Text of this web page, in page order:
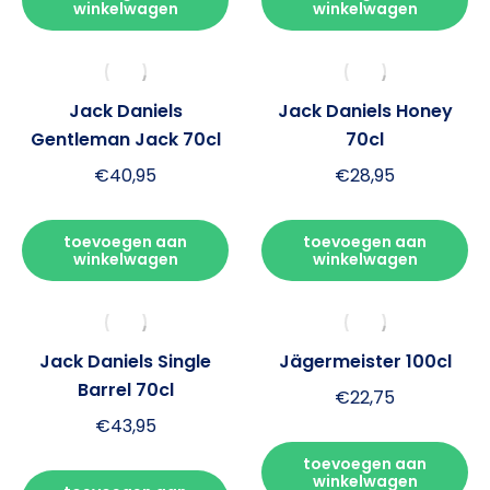
winkelwagen
winkelwagen
Jack Daniels
Gentleman Jack 70cl
€40,95
toevoegen aan
winkelwagen
Jack Daniels Honey
70cl
€28,95
toevoegen aan
winkelwagen
Jack Daniels Single
Barrel 70cl
€43,95
Jägermeister 100cl
€22,75
toevoegen aan
winkelwagen